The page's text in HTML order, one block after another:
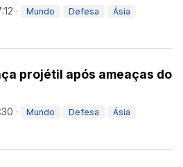
· Mundo Defesa Ásia
projétil após ameaças do
· Mundo Defesa Ásia